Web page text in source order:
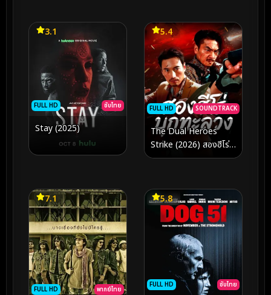
พิศวง
FULL HD ซับไทย
3.1
Stay (2025)
FULL HD SOUNDTRACK
5.4
The Dual Heroes
Strike (2026) สองฮีโร่
บุกทะลวง
FULL HD พากย์ไทย
7.1
FULL HD ซับไทย
5.8